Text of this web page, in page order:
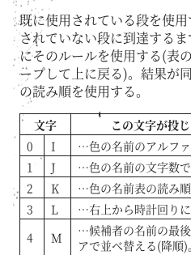
既に使用されている段を使
されていない段に到達する
にそのルールを使用する(表
ープして上に戻る)。結果が
の読み順を使用する。
文字
この文字が投
0
I
…色の名前のアルファ
1
J
…色の名前の文字数で
2
K
…色の名前表の読み順
3
L
…右上から時計回りに
4
M
…候補者の名前の最
アで並べ替える(降順)。